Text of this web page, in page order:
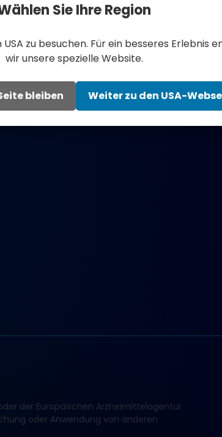
Wissenschaft und Forschung
Kundengeschichten
der Europäischen Arzneimittelagentur
oder Anwendung von anderen
Sie Ihre Region
USA zu besuchen. Für ein besseres Erlebnis
wir unsere spezielle Website.
Weiter zu den USA-
bleiben